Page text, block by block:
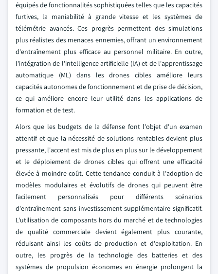
équipés de fonctionnalités sophistiquées telles que les capacités
furtives, la maniabilité à grande vitesse et les systèmes de
télémétrie avancés. Ces progrès permettent des simulations
plus réalistes des menaces ennemies, offrant un environnement
d'entraînement plus efficace au personnel militaire. En outre,
l'intégration de l'intelligence artificielle (IA) et de l'apprentissage
automatique (ML) dans les drones cibles améliore leurs
capacités autonomes de fonctionnement et de prise de décision,
ce qui améliore encore leur utilité dans les applications de
formation et de test.
Alors que les budgets de la défense font l'objet d'un examen
attentif et que la nécessité de solutions rentables devient plus
pressante, l'accent est mis de plus en plus sur le développement
et le déploiement de drones cibles qui offrent une efficacité
élevée à moindre coût. Cette tendance conduit à l'adoption de
modèles modulaires et évolutifs de drones qui peuvent être
facilement personnalisés pour différents scénarios
d'entraînement sans investissement supplémentaire significatif.
L'utilisation de composants hors du marché et de technologies
de qualité commerciale devient également plus courante,
réduisant ainsi les coûts de production et d'exploitation. En
outre, les progrès de la technologie des batteries et des
systèmes de propulsion économes en énergie prolongent la